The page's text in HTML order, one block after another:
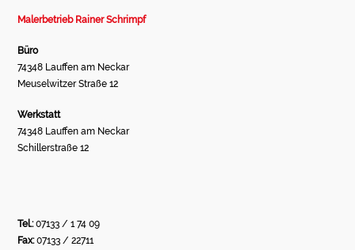
Malerbetrieb Rainer Schrimpf
Büro
74348 Lauffen am Neckar
Meuselwitzer Straße 12
Werkstatt
74348 Lauffen am Neckar
Schillerstraße 12
Tel.:07133 / 1 74 09
Fax:07133 / 22711